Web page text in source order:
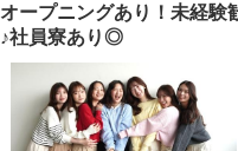
オープニングあり！未経験
♪社員寮あり◎